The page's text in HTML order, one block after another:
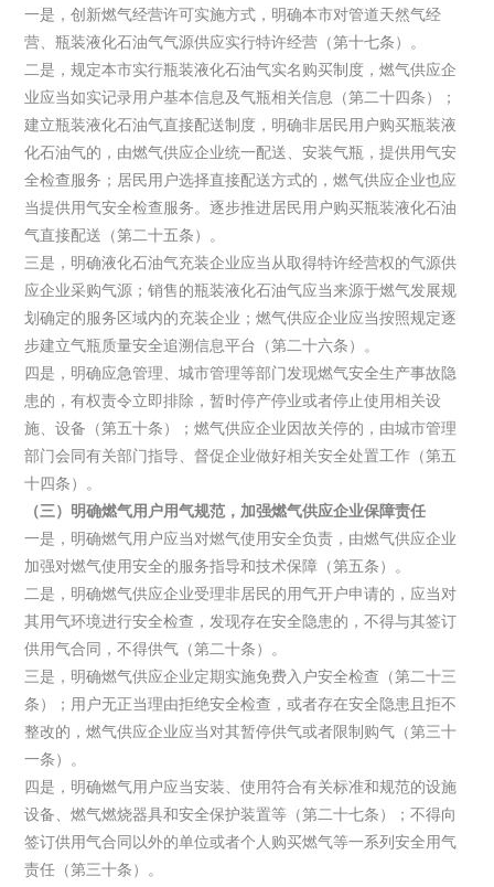
一是，创新燃气经营许可实施方式，明确本市对管道天然气经
营、瓶装液化石油气气源供应实行特许经营（第十七条）。
二是，规定本市实行瓶装液化石油气实名购买制度，燃气供应企
业应当如实记录用户基本信息及气瓶相关信息（第二十四条）；
建立瓶装液化石油气直接配送制度，明确非居民用户购买瓶装液
化石油气的，由燃气供应企业统一配送、安装气瓶，提供用气安
全检查服务；居民用户选择直接配送方式的，燃气供应企业也应
当提供用气安全检查服务。逐步推进居民用户购买瓶装液化石油
气直接配送（第二十五条）。
三是，明确液化石油气充装企业应当从取得特许经营权的气源供
应企业采购气源；销售的瓶装液化石油气应当来源于燃气发展规
划确定的服务区域内的充装企业；燃气供应企业应当按照规定逐
步建立气瓶质量安全追溯信息平台（第二十六条）。
四是，明确应急管理、城市管理等部门发现燃气安全生产事故隐
患的，有权责令立即排除，暂时停产停业或者停止使用相关设
施、设备（第五十条）；燃气供应企业因故关停的，由城市管理
部门会同有关部门指导、督促企业做好相关安全处置工作（第五
十四条）。
（三）明确燃气用户用气规范，加强燃气供应企业保障责任
一是，明确燃气用户应当对燃气使用安全负责，由燃气供应企业
加强对燃气使用安全的服务指导和技术保障（第五条）。
二是，明确燃气供应企业受理非居民的用气开户申请的，应当对
其用气环境进行安全检查，发现存在安全隐患的，不得与其签订
供用气合同，不得供气（第二十条）。
三是，明确燃气供应企业定期实施免费入户安全检查（第二十三
条）；用户无正当理由拒绝安全检查，或者存在安全隐患且拒不
整改的，燃气供应企业应当对其暂停供气或者限制购气（第三十
一条）。
四是，明确燃气用户应当安装、使用符合有关标准和规范的设施
设备、燃气燃烧器具和安全保护装置等（第二十七条）；不得向
签订供用气合同以外的单位或者个人购买燃气等一系列安全用气
责任（第三十条）。